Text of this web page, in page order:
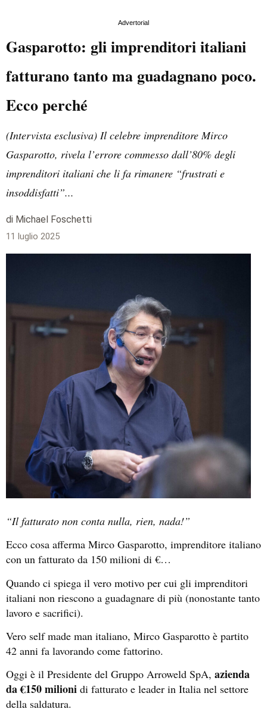
Advertorial
Gasparotto: gli imprenditori italiani
fatturano tanto ma guadagnano poco.
Ecco perché
(Intervista esclusiva) Il celebre imprenditore Mirco
Gasparotto, rivela l’errore commesso dall’80% degli
imprenditori italiani che li fa rimanere “frustrati e
insoddisfatti”...
di Michael Foschetti
11 luglio 2025
“Il fatturato non conta nulla, rien, nada!”
Ecco cosa afferma Mirco Gasparotto, imprenditore italiano
con un fatturato da 150 milioni di €…
Quando ci spiega il vero motivo per cui gli imprenditori
italiani non riescono a guadagnare di più (nonostante tanto
lavoro e sacrifici).
Vero self made man italiano, Mirco Gasparotto è partito
42 anni fa lavorando come fattorino.
Oggi è il Presidente del Gruppo Arroweld SpA, azienda
da €150 milioni di fatturato e leader in Italia nel settore
della saldatura.